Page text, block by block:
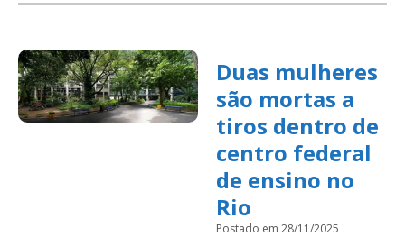
Duas mulheres
são mortas a
tiros dentro de
centro federal
de ensino no
Rio
Postado em 28/11/2025